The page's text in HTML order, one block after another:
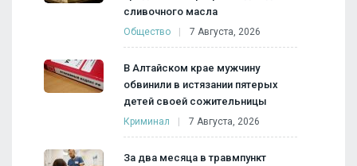
сливочного масла
Общество 7 Августа, 2026
В Алтайском крае мужчину
обвинили в истязании пятерых
детей своей сожительницы
Криминал 7 Августа, 2026
За два месяца в травмпункт